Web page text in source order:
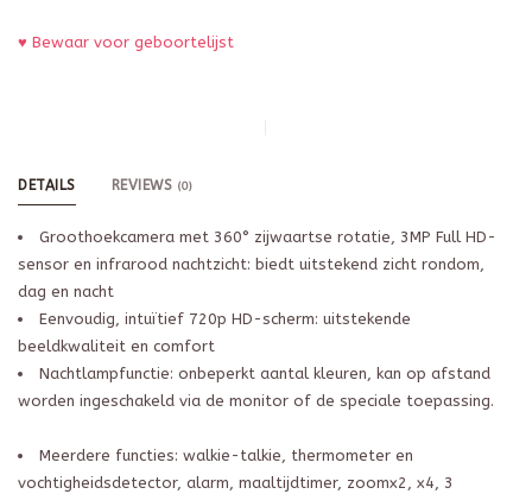
♥ Bewaar voor geboortelijst
DETAILS REVIEWS (0)
Groothoekcamera met 360° zijwaartse rotatie, 3MP Full HD-
sensor en infrarood nachtzicht: biedt uitstekend zicht rondom,
dag en nacht
Eenvoudig, intuïtief 720p HD-scherm: uitstekende
beeldkwaliteit en comfort
Nachtlampfunctie: onbeperkt aantal kleuren, kan op afstand
worden ingeschakeld via de monitor of de speciale toepassing.
Meerdere functies: walkie-talkie, thermometer en
vochtigheidsdetector, alarm, maaltijdtimer, zoomx2, x4, 3